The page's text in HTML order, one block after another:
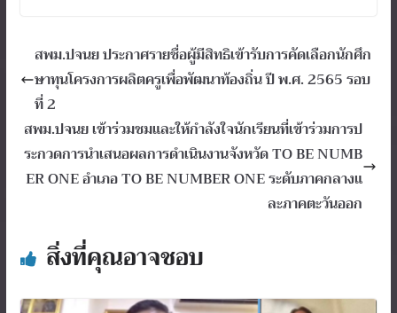
สพม.ปจนย ประกาศรายชื่อผู้มีสิทธิเข้ารับการคัดเลือกนักศึก
ษาทุนโครงการผลิตครูเพื่อพัฒนาท้องถิ่น ปี พ.ศ. 2565 รอบ
ที่ 2
สพม.ปจนย เข้าร่วมชมและให้กำลังใจนักเรียนที่เข้าร่วมการป
ระกวดการนำเสนอผลการดำเนินงานจังหวัด TO BE NUMB
ER ONE อำเภอ TO BE NUMBER ONE ระดับภาคกลางแ
ละภาคตะวันออก
สิ่งที่คุณอาจชอบ